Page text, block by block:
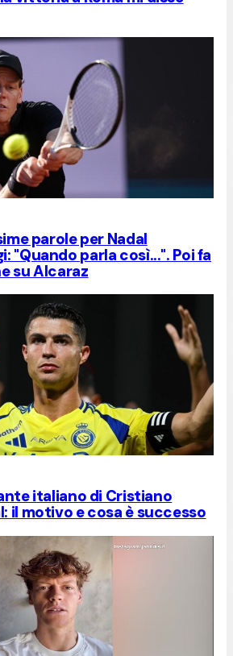
parole per Nadal
"Quando parla così...". Poi fa
su Alcaraz
italiano di Cristiano
il motivo e cosa è successo